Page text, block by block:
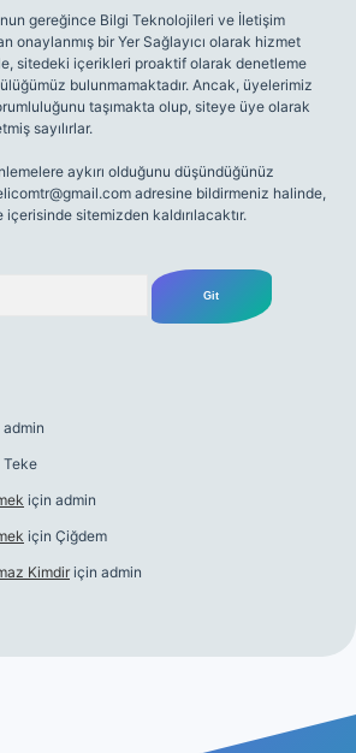
gereğince Bilgi Teknolojileri ve İletişim
onaylanmış bir Yer Sağlayıcı olarak hizmet
sitedeki içerikleri proaktif olarak denetleme
bulunmamaktadır. Ancak, üyelerimiz
taşımakta olup, siteye üye olarak
sayılırlar.
aykırı olduğunu düşündüğünüz
adresine bildirmeniz halinde,
sitemizden kaldırılacaktır.
admin
Teke
için admin
için Çiğdem
Kimdir için admin